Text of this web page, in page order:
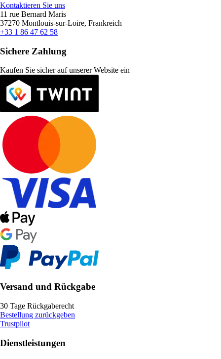
Kontaktieren Sie uns
11 rue Bernard Maris
37270 Montlouis-sur-Loire, Frankreich
+33 1 86 47 62 58
Sichere Zahlung
Kaufen Sie sicher auf unserer Website ein
Versand und Rückgabe
30 Tage Rückgaberecht
Bestellung zurückgeben
Trustpilot
Dienstleistungen